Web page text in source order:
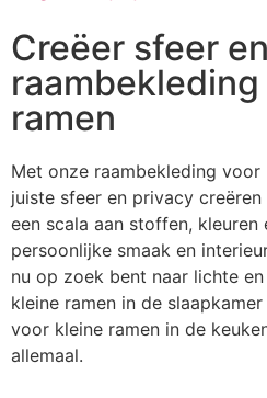
Creëer sfeer
ramen
Met onze raambekleding
juiste sfeer en privacy
een scala aan stoffen, kleuren
persoonlijke smaak en
nu op zoek bent naar lichte
kleine ramen in de
voor kleine ramen in de
allemaal.